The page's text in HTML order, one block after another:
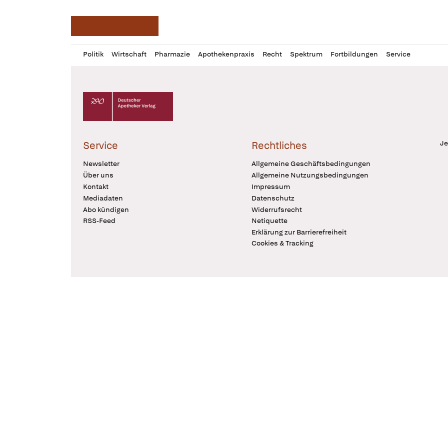
Politik Wirtschaft Pharmazie Apothekenpraxis Recht Spektrum Fortbildungen Service
Profil
öffnen
Daz
Pur
Deutscher Apotheker Verlag Logo
Service
Newsletter
Über uns
Kontakt
Mediadaten
Abo kündigen
RSS-Feed
Rechtliches
Allgemeine Geschäftsbedingungen
Allgemeine Nutzungsbedingungen
Impressum
Datenschutz
Widerrufsrecht
Netiquette
Erklärung zur Barrierefreiheit
Cookies & Tracking